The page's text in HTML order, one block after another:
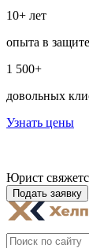
10+ лет
опыта в
1 500+
довольных
Узнать цены
Юрист
Подать заявку